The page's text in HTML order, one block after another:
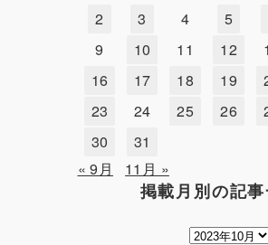
2
3 4 5
9
10 11 12
16
17 18 19
23
24 25 26
30
31
« 9月
11月 »
掲載月別の記
掲